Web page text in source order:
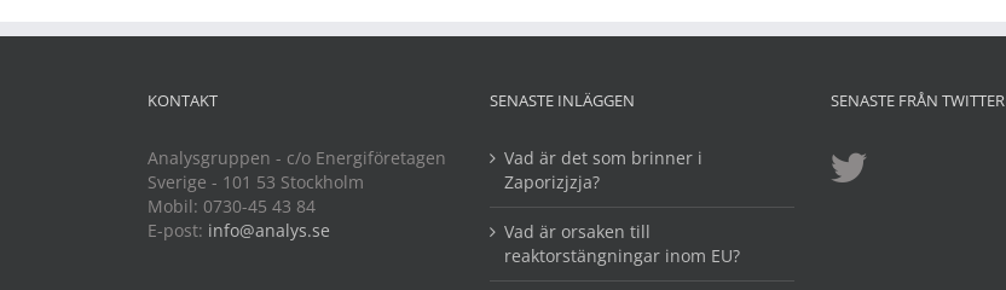
KONTAKT
Analysgruppen - c/o Energiföretagen
Sverige - 101 53 Stockholm
Mobil: 0730-45 43 84
E-post: info@analys.se
SENASTE INLÄGGEN
Vad är det som brinner i
Zaporizjzja?
Vad är orsaken till
reaktorstängningar inom EU?
SENASTE FRÅN TWITTER